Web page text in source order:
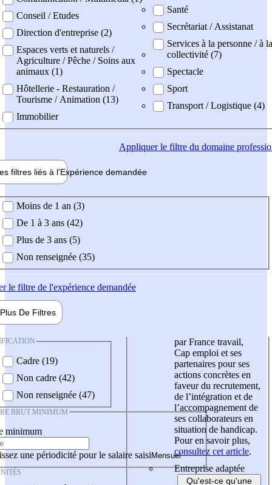
Conseil / Etudes
Direction d'entreprise (2)
Espaces verts et naturels /
Agriculture / Pêche / Soins aux
animaux (1)
Hôtellerie - Restauration /
Tourisme / Animation (13)
Immobilier
Santé
Secrétariat / Assistanat
Services à la personne / à la
collectivité (7)
Spectacle
Sport
Transport / Logistique (4)
Appliquerle filtre du domaine
filtres liés à l'Expérience demandée
demandée
Moins de 1 an (3)
De 1 à 3 ans (42)
Plus de 3 ans (5)
Non renseignée (35)
le filtre de l'expérience demandée
Plus De Filtres
Cadre (19)
Non cadre (42)
Non renseignée (47)
BRUT MINIMUM
minimum
une périodicité pour le salaire saisi
par France travail,
Cap emploi et ses
partenaires pour ses
actions concrètes en
faveur du recrutement,
de l’intégration et de
l’accompagnement de
ses collaborateurs en
situation de handicap.
Pour en savoir plus,
consultez cet article.
Entreprise adaptée
Qu'est-ce qu'une